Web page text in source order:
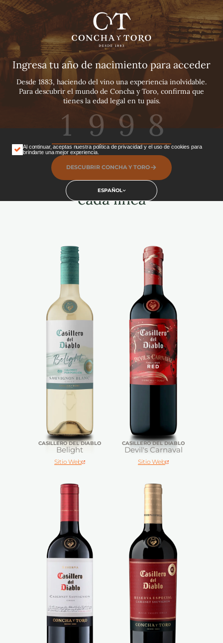
Ingresa tu año de nacimiento para acceder
Desde 1883, haciendo del vino una experiencia inolvidable.
Para descubrir el mundo de Concha y Toro, confirma que
tienes la edad legal en tu país.
Al continuar, aceptas nuestra política de privacidad y el uso de cookies para
brindarte una mejor experiencia.
ESPAÑOL
DESCUBRIR CONCHA Y TORO
Español
English
Português
Casillero del Diablo
La leyenda que protege un vino excepcional
Siente la leyenda detrás de
cada línea
CASILLERO DEL DIABLO
Belight
Sitio Web
CASILLERO DEL DIABLO
Devil's Carnaval
Sitio Web